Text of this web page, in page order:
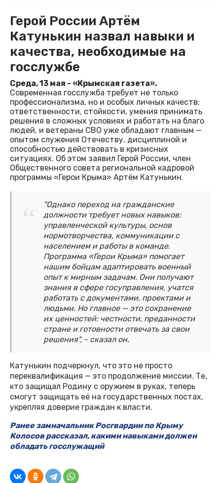
Герой России Артём
Катунькин назвал навыки и
качества, необходимые на
госслужбе
Среда, 13 мая - «Крымская газета».
Современная госслужба требует не только
профессионализма, но и особых личных качеств:
ответственности, стойкости, умения принимать
решения в сложных условиях и работать на благо
людей, и ветераны СВО уже обладают главным —
опытом служения Отечеству, дисциплиной и
способностью действовать в кризисных
ситуациях. Об этом заявил Герой России, член
Общественного совета региональной кадровой
программы «Герои Крыма» Артём Катунькин.
"Однако переход на гражданские
должности требует новых навыков:
управленческой культуры, основ
нормотворчества, коммуникации с
населением и работы в команде.
Программа «Герои Крыма» помогает
нашим бойцам адаптировать военный
опыт к мирным задачам. Они получают
знания в сфере госуправления, учатся
работать с документами, проектами и
людьми. Но главное — это сохранение
их ценностей: честности, преданности
стране и готовности отвечать за свои
решения", - сказал он.
Катунькин подчеркнул, что это не просто
переквалификация — это продолжение миссии. Те,
кто защищал Родину с оружием в руках, теперь
смогут защищать её на государственных постах,
укрепляя доверие граждан к власти.
Ранее замначальник Росгвардии по Крыму
Колосов рассказал, какими навыками должен
обладать госслужащий